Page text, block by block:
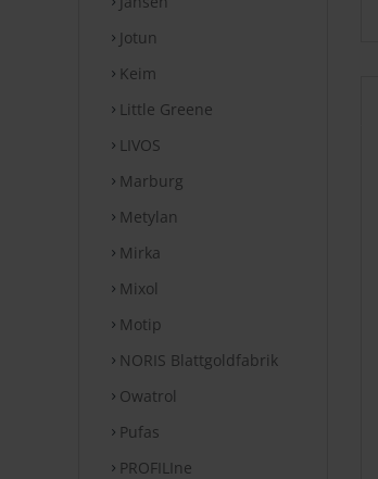
Jotun
Keim
Little Greene
LIVOS
Marburg
Metylan
Mirka
Mixol
Motip
NORIS Blattgoldfabrik
Owatrol
Pufas
PROFILIne